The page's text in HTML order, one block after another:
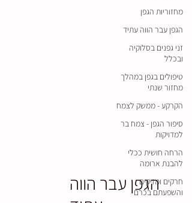
מחזוריות הגפן
הגפן עבר הווה עתיד
זני גפנים בסלוקיה
ובכלל
טיפולים בגפן במהלך
מחזור שנתי
הקרקע - ממשק לצמח
סיפור הגפן - צמח בר
למדויקות
הרחה חושית ככלי
להבנת ארומה
חרקים ומזיקים
והשפעתם בכרםהגפן עבר הווה